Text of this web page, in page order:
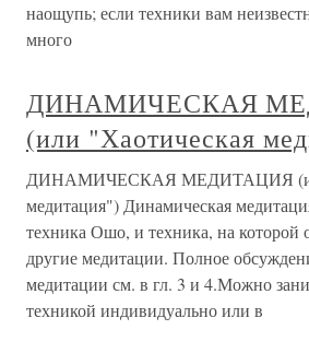
наощупь; если техники вам
много
ДИНАМИЧЕСКАЯ
(или "Хаотическая
ДИНАМИЧЕСКАЯ МЕДИТАЦИЯ
медитация") Динамическая
техника Ошо, и техника, на которой
другие медитации. Полное
медитации см. в гл. 3 и 4.Можно
техникой индивидуально или в